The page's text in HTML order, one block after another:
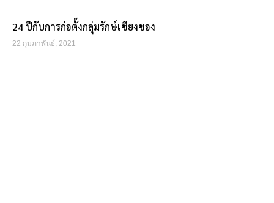
24 ปีกับการก่อตั้งกลุ่มรักษ์เชียงของ
22 กุมภาพันธ์, 2021